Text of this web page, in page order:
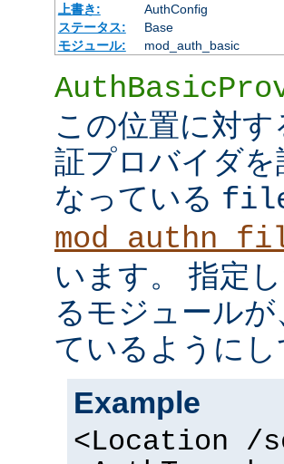
上書き:
AuthConfig
ステータス:
Base
モジュール:
mod_auth_basic
この位置に対
証プロバイダ
なっている
います。 指定
るモジュール
ているように
Example
<Location /